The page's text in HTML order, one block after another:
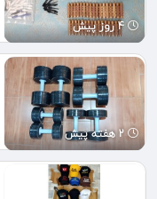
4 روز پیش
2 هفته پیش